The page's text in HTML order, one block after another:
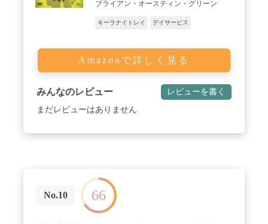
ブライアン・オースティン・グリーン
キーラナイトレイ デイサービス
Amazonで詳しく見る
みんなのレビュー レビューを書く
まだレビューはありません
No.10 66